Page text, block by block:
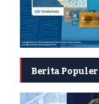
Berita Populer